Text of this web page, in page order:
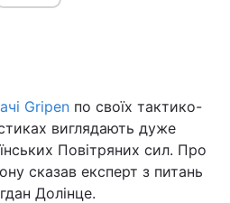
Gripen по своїх тактико-
виглядають дуже
Повітряних сил. Про
сказав експерт з питань
Долінце.